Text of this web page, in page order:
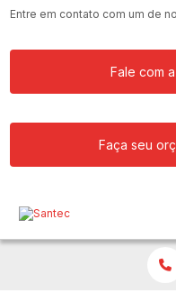
Entre em contato com um de
Fale com
Faça seu